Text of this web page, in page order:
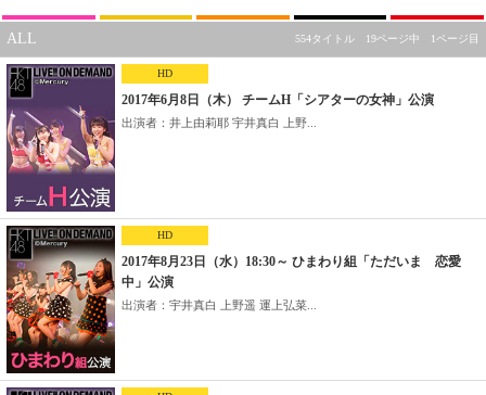
ALL 554タイトル 19ページ中 1ページ目
HD
2017年6月8日（木） チームH「シアターの女神」公演
出演者：井上由莉耶 宇井真白 上野...
HD
2017年8月23日（水）18:30～ ひまわり組「ただいま 恋愛
中」公演
出演者：宇井真白 上野遥 運上弘菜...